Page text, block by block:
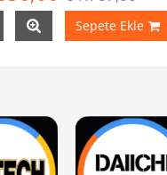
Sepete Ekle